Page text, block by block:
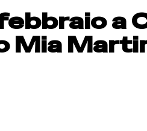
a
Mia